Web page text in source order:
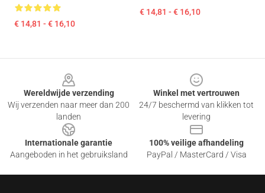
€ 14,81 - € 16,10
€ 14,81 - € 16,10
Wereldwijde verzending
Wij verzenden naar meer dan 200
landen
Winkel met vertrouwen
24/7 beschermd van klikken tot
levering
Internationale garantie
Aangeboden in het gebruiksland
100% veilige afhandeling
PayPal / MasterCard / Visa